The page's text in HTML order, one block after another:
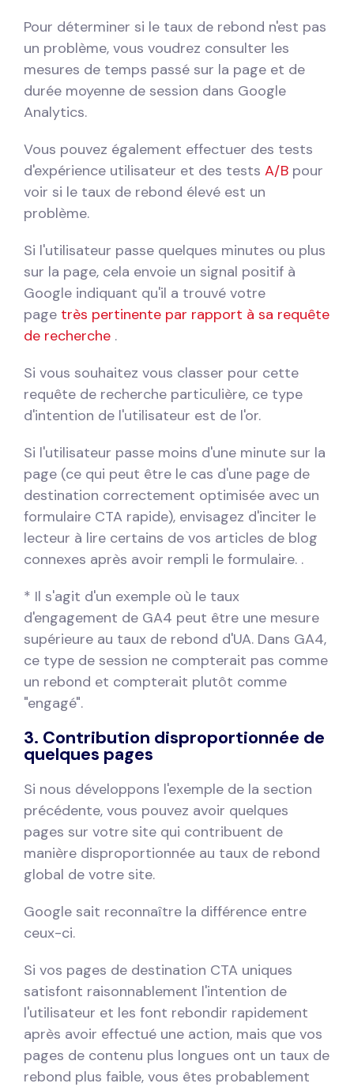
Pour déterminer si le taux de rebond n'est pas
un problème, vous voudrez consulter les
mesures de temps passé sur la page et de
durée moyenne de session dans Google
Analytics.
Vous pouvez également effectuer des tests
d'expérience utilisateur et des tests A/B pour
voir si le taux de rebond élevé est un
problème.
Si l'utilisateur passe quelques minutes ou plus
sur la page, cela envoie un signal positif à
Google indiquant qu'il a trouvé votre
page très pertinente par rapport à sa requête
de recherche .
Si vous souhaitez vous classer pour cette
requête de recherche particulière, ce type
d'intention de l'utilisateur est de l'or.
Si l'utilisateur passe moins d'une minute sur la
page (ce qui peut être le cas d'une page de
destination correctement optimisée avec un
formulaire CTA rapide), envisagez d'inciter le
lecteur à lire certains de vos articles de blog
connexes après avoir rempli le formulaire. .
* Il s'agit d'un exemple où le taux
d'engagement de GA4 peut être une mesure
supérieure au taux de rebond d'UA. Dans GA4,
ce type de session ne compterait pas comme
un rebond et compterait plutôt comme
"engagé".
3. Contribution disproportionnée de
quelques pages
Si nous développons l'exemple de la section
précédente, vous pouvez avoir quelques
pages sur votre site qui contribuent de
manière disproportionnée au taux de rebond
global de votre site.
Google sait reconnaître la différence entre
ceux-ci.
Si vos pages de destination CTA uniques
satisfont raisonnablement l'intention de
l'utilisateur et les font rebondir rapidement
après avoir effectué une action, mais que vos
pages de contenu plus longues ont un taux de
rebond plus faible, vous êtes probablement